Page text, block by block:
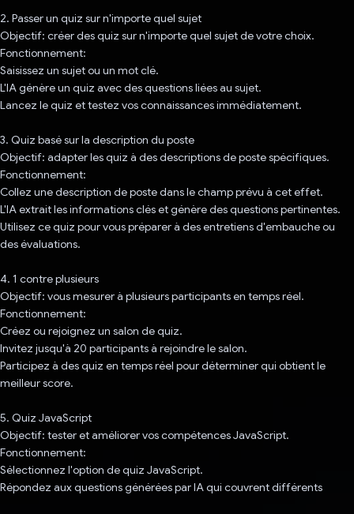
2. Passer un quiz sur n'importe quel sujet
Objectif: créer des quiz sur n'importe quel sujet de votre choix.
Fonctionnement:
Saisissez un sujet ou un mot clé.
L'IA génère un quiz avec des questions liées au sujet.
Lancez le quiz et testez vos connaissances immédiatement.
3. Quiz basé sur la description du poste
Objectif: adapter les quiz à des descriptions de poste spécifiques.
Fonctionnement:
Collez une description de poste dans le champ prévu à cet effet.
L'IA extrait les informations clés et génère des questions pertinentes.
Utilisez ce quiz pour vous préparer à des entretiens d'embauche ou
des évaluations.
4. 1 contre plusieurs
Objectif: vous mesurer à plusieurs participants en temps réel.
Fonctionnement:
Créez ou rejoignez un salon de quiz.
Invitez jusqu'à 20 participants à rejoindre le salon.
Participez à des quiz en temps réel pour déterminer qui obtient le
meilleur score.
5. Quiz JavaScript
Objectif: tester et améliorer vos compétences JavaScript.
Fonctionnement:
Sélectionnez l'option de quiz JavaScript.
Répondez aux questions générées par IA qui couvrent différents